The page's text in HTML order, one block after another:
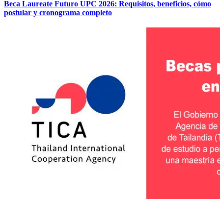
Beca Laureate Futuro UPC 2026: Requisitos, beneficios, cómo
postular y cronograma completo